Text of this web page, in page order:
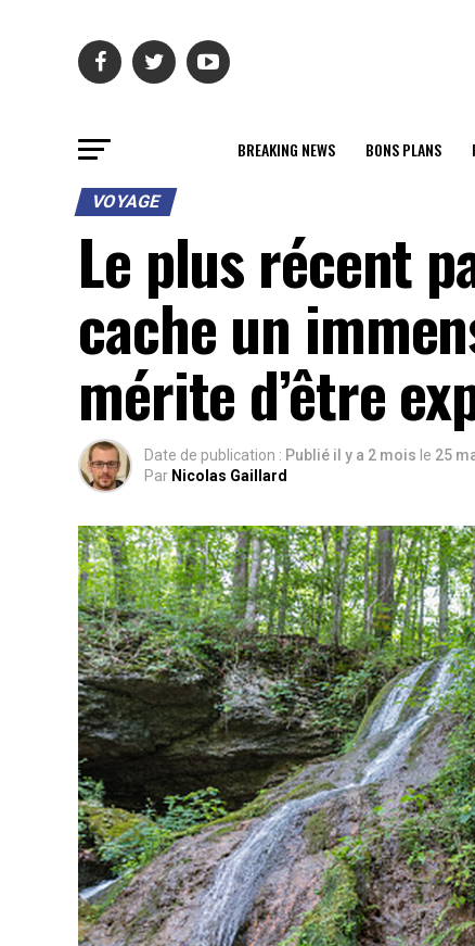
BREAKING NEWS BONS PLANS
VOYAGE
Le plus récent
cache un
mérite d’être
Date de publication : Publié il y a 2 mois le 25
Par Nicolas Gaillard